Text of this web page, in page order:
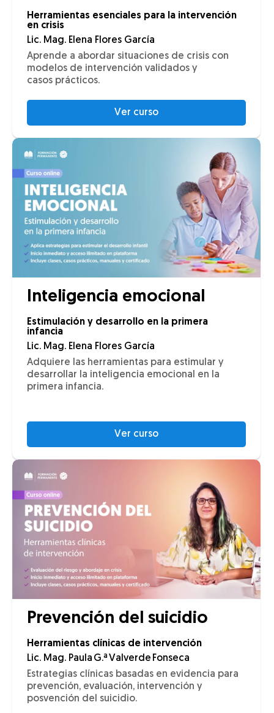
Herramientas esenciales para la intervención
en crisis
Lic. Mag. Elena Flores García
Aprende a abordar situaciones de crisis con
modelos de intervención validados y
casos prácticos.
Ver curso
Inteligencia emocional
Estimulación y desarrollo en la primera
infancia
Lic. Mag. Elena Flores García
Adquiere las herramientas para estimular y
desarrollar la inteligencia emocional en la
primera infancia.
Ver curso
Prevención del suicidio
Herramientas clínicas de intervención
Lic. Mag. Paula G.ª Valverde Fonseca
Estrategias clínicas basadas en evidencia para
prevención, evaluación, intervención y
posvención del suicidio.